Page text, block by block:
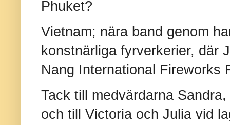
Phuket?
Vietnam; nära band genom
konstnärliga fyrverkerier, där
Nang International Fireworks
Tack till medvärdarna
och till Victoria och Julia vid